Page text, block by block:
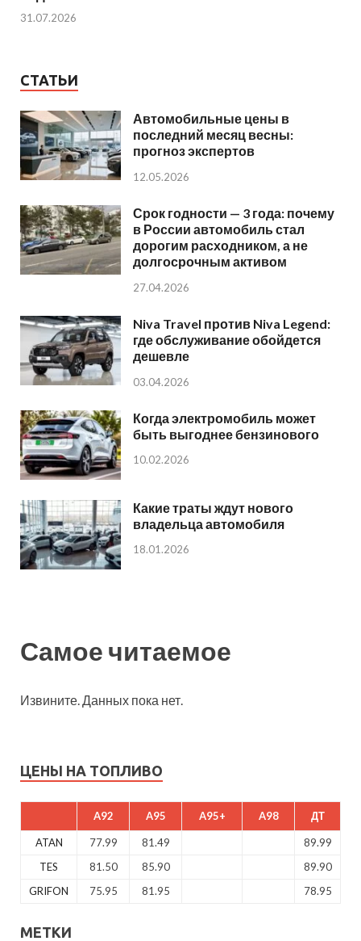
31.07.2026
СТАТЬИ
Автомобильные цены в
последний месяц весны:
прогноз экспертов
12.05.2026
Срок годности — 3 года: почему
в России автомобиль стал
дорогим расходником, а не
долгосрочным активом
27.04.2026
Niva Travel против Niva Legend:
где обслуживание обойдется
дешевле
03.04.2026
Когда электромобиль может
быть выгоднее бензинового
10.02.2026
Какие траты ждут нового
владельца автомобиля
18.01.2026
Самое читаемое
Извините. Данных пока нет.
ЦЕНЫ НА ТОПЛИВО
A92 A95 A95+ A98 ДТ
ATAN 77.99 81.49
89.99
TES
81.50 85.90
89.90
GRIFON
75.95 81.95 78.95
МЕТКИ